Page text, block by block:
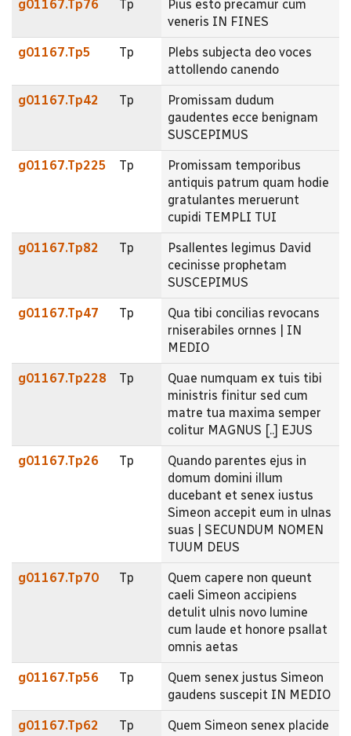
g01167.Tp76 Tp
Pius esto precamur cum
veneris IN FINES
g01167.Tp5 Tp
Plebs subjecta deo voces
attollendo canendo
g01167.Tp42 Tp
Promissam dudum
gaudentes ecce benignam
SUSCEPIMUS
g01167.Tp225 Tp
Promissam temporibus
antiquis patrum quam hodie
gratulantes meruerunt
cupidi TEMPLI TUI
g01167.Tp82 Tp
Psallentes legimus David
cecinisse prophetam
SUSCEPIMUS
g01167.Tp47 Tp
Qua tibi concilias revocans
rniserabiles ornnes | IN
MEDIO
g01167.Tp228 Tp
Quae numquam ex tuis tibi
ministris finitur sed cum
matre tua maxima semper
colitur MAGNUS [..] EJUS
g01167.Tp26 Tp
Quando parentes ejus in
domum domini illum
ducebant et senex iustus
Simeon accepit eum in ulnas
suas | SECUNDUM NOMEN
TUUM DEUS
g01167.Tp70 Tp
Quem capere non queunt
caeli Simeon accipiens
detulit ulnis novo lumine
cum laude et honore psallat
omnis aetas
g01167.Tp56 Tp
Quem senex justus Simeon
gaudens suscepit IN MEDIO
g01167.Tp62 Tp
Quem Simeon senex placide